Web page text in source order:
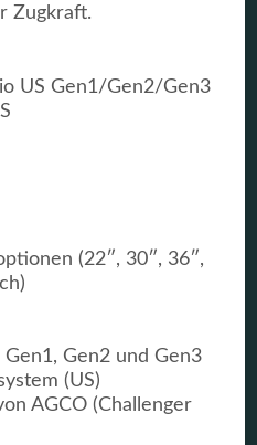
Zugkraft.
US Gen1/Gen2/Gen3
(22″, 30″, 36″,
Gen2 und Gen3
(US)
AGCO (Challenger